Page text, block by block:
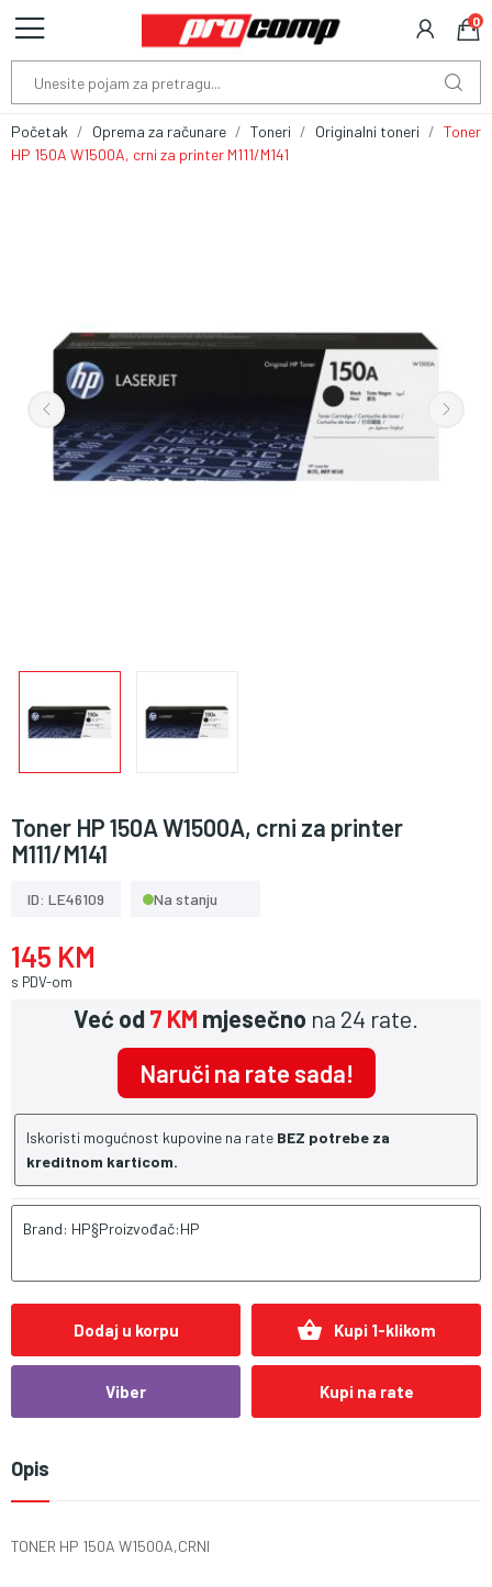
0
Početak Oprema za računare Toneri Originalni toneri
Toner
HP 150A W1500A, crni za printer M111/M141
Toner HP 150A W1500A, crni za printer
M111/M141
ID: LE46109 Na stanju
145 KM
s PDV-om
Već od7 KM mjesečno na 24 rate.
Naruči na rate sada!
Iskoristi mogućnost kupovine na rate BEZ potrebe za
kreditnom karticom.
Brand: HP§Proizvođač:HP
Dodaj u korpu shopping_basket Kupi 1-klikom
Viber Kupi na rate
Opis
TONER HP 150A W1500A,CRNI